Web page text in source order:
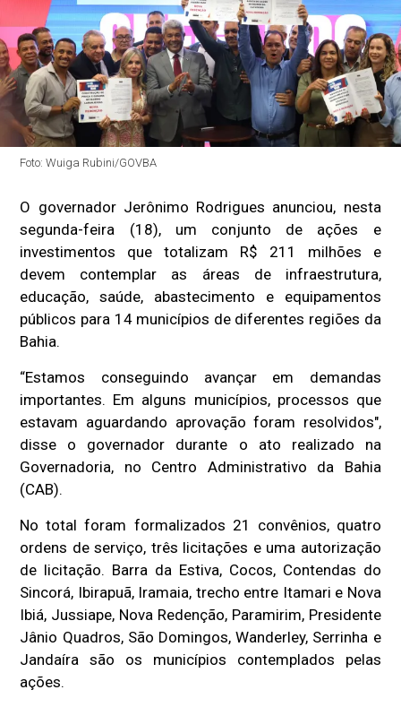
Foto: Wuiga Rubini/GOVBA
O governador Jerônimo Rodrigues anunciou, nesta
segunda-feira (18), um conjunto de ações e
investimentos que totalizam R$ 211 milhões e
devem contemplar as áreas de infraestrutura,
educação, saúde, abastecimento e equipamentos
públicos para 14 municípios de diferentes regiões da
Bahia.
“Estamos conseguindo avançar em demandas
importantes. Em alguns municípios, processos que
estavam aguardando aprovação foram resolvidos",
disse o governador durante o ato realizado na
Governadoria, no Centro Administrativo da Bahia
(CAB).
No total foram formalizados 21 convênios, quatro
ordens de serviço, três licitações e uma autorização
de licitação. Barra da Estiva, Cocos, Contendas do
Sincorá, Ibirapuã, Iramaia, trecho entre Itamari e Nova
Ibiá, Jussiape, Nova Redenção, Paramirim, Presidente
Jânio Quadros, São Domingos, Wanderley, Serrinha e
Jandaíra são os municípios contemplados pelas
ações.